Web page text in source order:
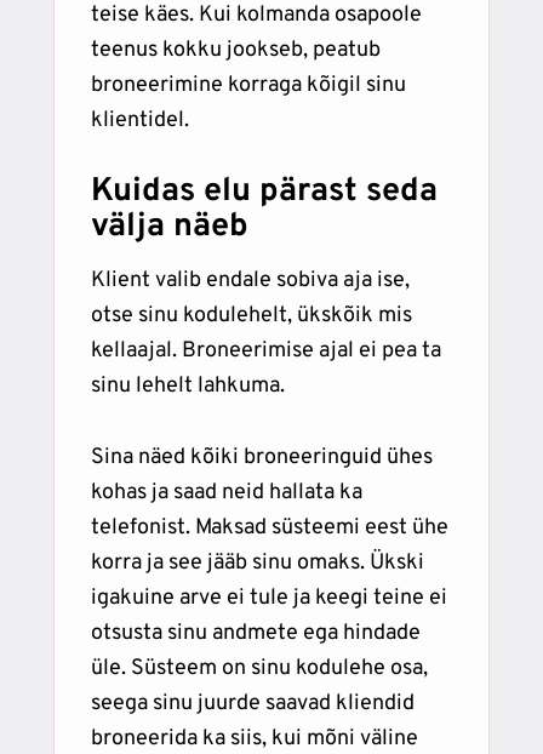
teise käes. Kui kolmanda osapoole
teenus kokku jookseb, peatub
broneerimine korraga kõigil sinu
klientidel.
Kuidas elu pärast seda
välja näeb
Klient valib endale sobiva aja ise,
otse sinu kodulehelt, ükskõik mis
kellaajal. Broneerimise ajal ei pea ta
sinu lehelt lahkuma.
Sina näed kõiki broneeringuid ühes
kohas ja saad neid hallata ka
telefonist. Maksad süsteemi eest ühe
korra ja see jääb sinu omaks. Ükski
igakuine arve ei tule ja keegi teine ei
otsusta sinu andmete ega hindade
üle. Süsteem on sinu kodulehe osa,
seega sinu juurde saavad kliendid
broneerida ka siis, kui mõni väline